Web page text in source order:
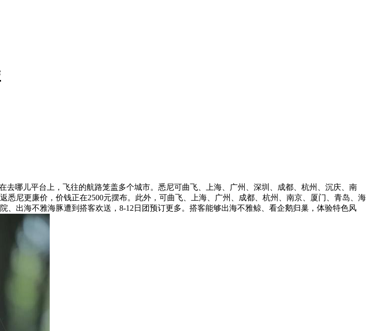
哪儿平台上，飞往的航路笼盖多个城市。悉尼可曲飞、上海、广州、深圳、成都、杭州、沉庆、南
尼更廉价，价钱正在2500元摆布。此外，可曲飞、上海、广州、成都、杭州、南京、厦门、青岛、海
出海不雅海豚遭到搭客欢送，8-12日团预订更多。搭客能够出海不雅鲸、看企鹅归巢，体验特色风